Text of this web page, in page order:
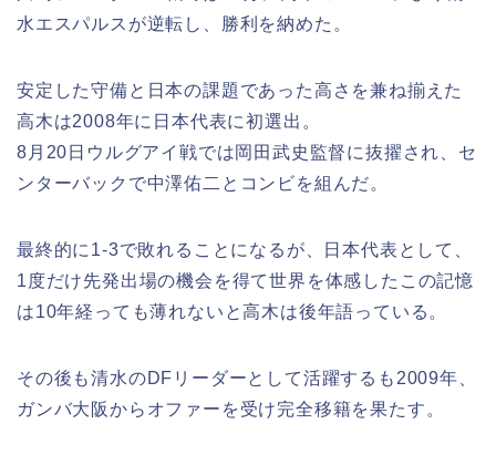
水エスパルスが逆転し、勝利を納めた。
安定した守備と日本の課題であった高さを兼ね揃えた
高木は2008年に日本代表に初選出。
8月20日ウルグアイ戦では岡田武史監督に抜擢され、セ
ンターバックで中澤佑二とコンビを組んだ。
最終的に1-3で敗れることになるが、日本代表として、
1度だけ先発出場の機会を得て世界を体感したこの記憶
は10年経っても薄れないと高木は後年語っている。
その後も清水のDFリーダーとして活躍するも2009年、
ガンバ大阪からオファーを受け完全移籍を果たす。